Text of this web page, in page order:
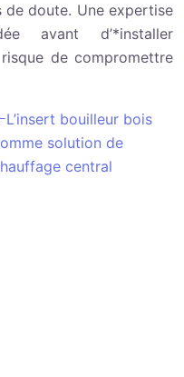
doute. Une expertise
avant d’*installer
de compromettre
L’insert bouilleur bois
solution de
central